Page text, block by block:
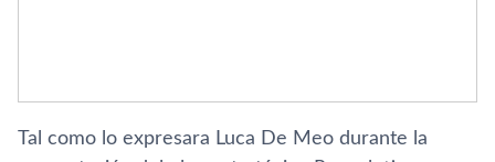
Tal como lo expresara Luca De Meo durante la